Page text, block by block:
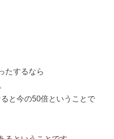
たするなら
と今の50倍ということで